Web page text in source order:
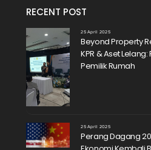
RECENT POST
25 April 2025
Beyond Property
KPR & Aset
Pemilik Rumah
25 April 2025
Perang Dagang